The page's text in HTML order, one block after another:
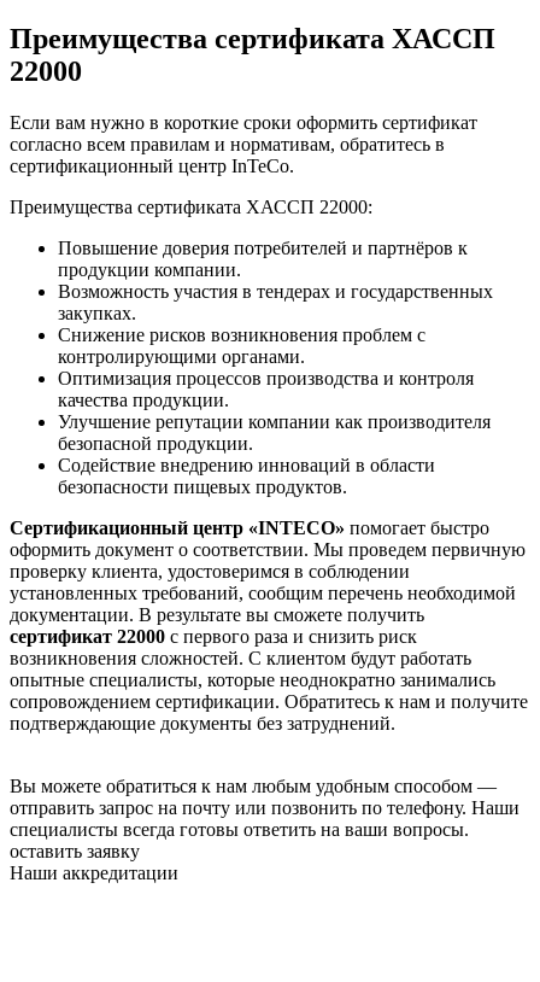
Преимущества сертификата ХАССП
22000
Если вам нужно в короткие сроки оформить сертификат
согласно всем правилам и нормативам, обратитесь в
сертификационный центр InTeCo.
Преимущества сертификата ХАССП 22000:
Повышение доверия потребителей и партнёров к
продукции компании.
Возможность участия в тендерах и государственных
закупках.
Снижение рисков возникновения проблем с
контролирующими органами.
Оптимизация процессов производства и контроля
качества продукции.
Улучшение репутации компании как производителя
безопасной продукции.
Содействие внедрению инноваций в области
безопасности пищевых продуктов.
Сертификационный центр «INTECO» помогает быстро
оформить документ о соответствии. Мы проведем первичную
проверку клиента, удостоверимся в соблюдении
установленных требований, сообщим перечень необходимой
документации. В результате вы сможете получить
сертификат 22000 с первого раза и снизить риск
возникновения сложностей. С клиентом будут работать
опытные специалисты, которые неоднократно занимались
сопровождением сертификации. Обратитесь к нам и получите
подтверждающие документы без затруднений.
Вы можете обратиться к нам любым удобным способом —
отправить запрос на почту или позвонить по телефону. Наши
специалисты всегда готовы ответить на ваши вопросы.
оставить заявку
Наши аккредитации